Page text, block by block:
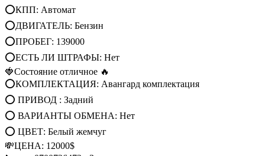
⭕КПП: Автомат
⭕ДВИГАТЕЛЬ: Бензин
⭕ПРОБЕГ: 139000
⭕ЕСТЬ ЛИ ШТРАФЫ: Нет
🍓Состояние отличное 🔥
⭕КОМПЛЕКТАЦИЯ: Авангард комплектация
⭕ ПРИВОД : Задний
⭕ ВАРИАНТЫ ОБМЕНА: Нет
⭕ ЦВЕТ: Белый жемчуг
💸ЦЕНА: 12000$